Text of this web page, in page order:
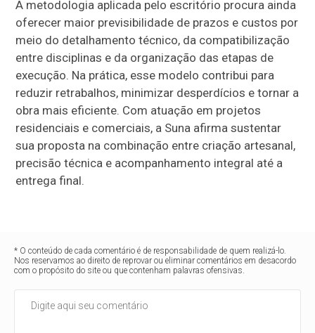
A metodologia aplicada pelo escritório procura ainda
oferecer maior previsibilidade de prazos e custos por
meio do detalhamento técnico, da compatibilização
entre disciplinas e da organização das etapas de
execução. Na prática, esse modelo contribui para
reduzir retrabalhos, minimizar desperdícios e tornar a
obra mais eficiente. Com atuação em projetos
residenciais e comerciais, a Suna afirma sustentar
sua proposta na combinação entre criação artesanal,
precisão técnica e acompanhamento integral até a
entrega final.
* O conteúdo de cada comentário é de responsabilidade de quem realizá-lo.
Nos reservamos ao direito de reprovar ou eliminar comentários em desacordo
com o propósito do site ou que contenham palavras ofensivas.